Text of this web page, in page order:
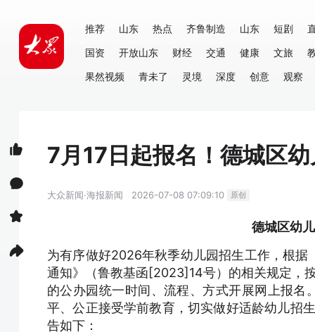
推荐 山东 热点 齐鲁制造 山东 短剧
国资
开放山东 财经 交通 健康 文旅
果然视频
青未了 灵境 深度 创意 观察
7月17日起报名！德城区
大众新闻·海报新闻 2026-07-08 07:09:10 原创
德城区幼
为有序做好2026年秋季幼儿园招生工作，根
通知》（鲁教基函[2023]14号）的相关规定，
的公办园统一时间、流程、方式开展网上报名
平、公正接受学前教育，切实做好适龄幼儿招
告如下：